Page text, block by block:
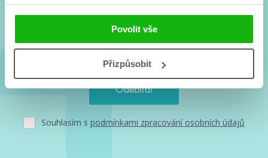
Povolit vše
Přizpůsobit
a seriálové adaptace a další.
Souhlasím s podmínkami zpracování osobních údajů